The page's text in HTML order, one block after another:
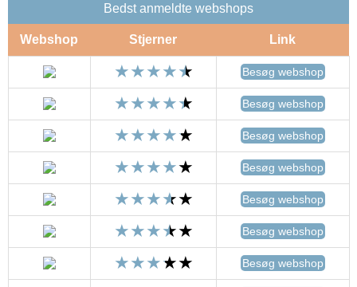
Bedst anmeldte webshops
Webshop Stjerner Link
Besøg webshop
Besøg webshop
Besøg webshop
Besøg webshop
Besøg webshop
Besøg webshop
Besøg webshop